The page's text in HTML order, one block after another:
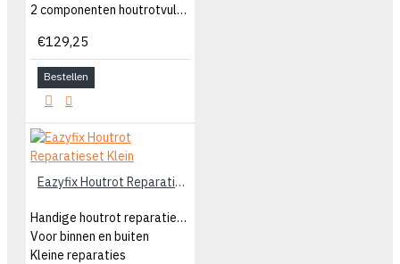
2 componenten houtrotvuller
€129,25
Bestellen
Eazyfix Houtrot Reparatieset Klein
Handige houtrot reparatieset
Voor binnen en buiten
Kleine reparaties